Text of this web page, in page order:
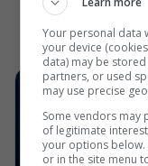
Your personal data
your device
data) may be
partners, or used
may use precise
Some vendors may
of legitimate
your options
or in the site menu